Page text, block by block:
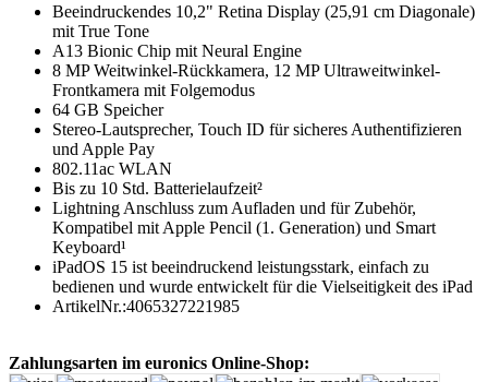
Beeindruckendes 10,2" Retina Display (25,91 cm Diagonale)
mit True Tone
A13 Bionic Chip mit Neural Engine
8 MP Weitwinkel-Rückkamera, 12 MP Ultraweitwinkel-
Frontkamera mit Folgemodus
64 GB Speicher
Stereo-Lautsprecher, Touch ID für sicheres Authentifizieren
und Apple Pay
802.11ac WLAN
Bis zu 10 Std. Batterielaufzeit²
Lightning Anschluss zum Aufladen und für Zubehör,
Kompatibel mit Apple Pencil (1. Generation) und Smart
Keyboard¹
iPadOS 15 ist beeindruckend leistungsstark, einfach zu
bedienen und wurde entwickelt für die Vielseitigkeit des iPad
ArtikelNr.:4065327221985
Zahlungsarten im euronics Online-Shop: